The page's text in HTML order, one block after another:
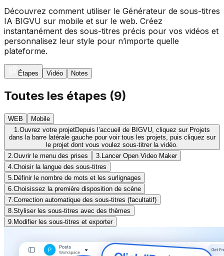
Découvrez comment utiliser le Générateur de sous-titres
IA BIGVU sur mobile et sur le web. Créez
instantanément des sous-titres précis pour vos vidéos et
personnalisez leur style pour n’importe quelle
plateforme.
Étapes Vidéo Notes
Toutes les étapes (9)
WEB
Mobile
1. Ouvrez votre projetDepuis l’accueil de BIGVU, cliquez sur Projets
dans la barre latérale gauche pour voir tous les projets, puis cliquez sur
le projet dont vous voulez sous-titrer la vidéo.
2. Ouvrir le menu des prises 3. Lancer Open Video Maker
4. Choisir la langue des sous-titres
5. Définir le nombre de mots et les surlignages
6. Choisissez la première disposition de scène
7. Correction automatique des sous-titres (facultatif)
8. Styliser les sous-titres avec des thèmes
9. Modifier les sous-titres et exporter